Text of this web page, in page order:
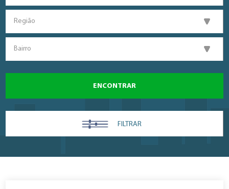
Região
Bairro
ENCONTRAR
FILTRAR